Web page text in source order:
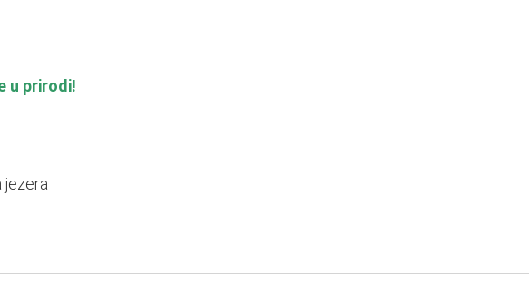
u prirodi!
jezera